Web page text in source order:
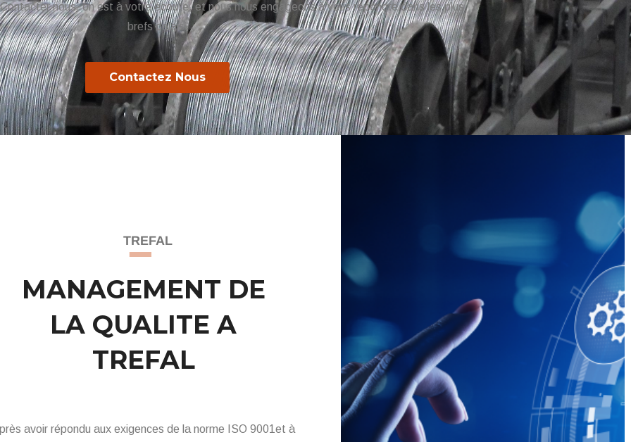
nous, on est à votre écoute, et nous nous engageons à vous répondre dans les plus
brefs délais.
Contactez Nous
TREFAL
MANAGEMENT DE
LA QUALITE A
TREFAL
avoir répondu aux exigences de la norme ISO 9001et à